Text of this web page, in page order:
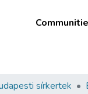
sírkertek